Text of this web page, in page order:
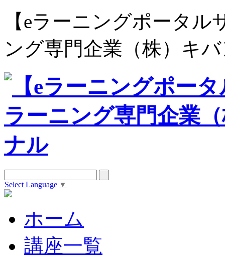
【eラーニングポータル
ング専門企業（株）キ
Select Language ▼
ホーム
講座一覧